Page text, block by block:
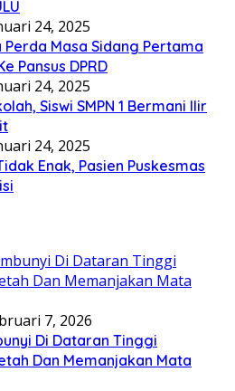
24, 2025
Perda Masa Sidang Pertama
Pansus DPRD
24, 2025
Siswi SMPN 1 Bermani Ilir
24, 2025
Enak, Pasien Puskesmas
7, 2026
Di Dataran Tinggi
Dan Memanjakan Mata